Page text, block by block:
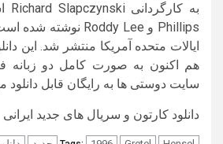
ایالات متحده آمریکا منتشر شد. این
هم اکنون به صورت کامل دو زبانه
سایت دوستی ها به رایگان قابل دانلود
دانلود کارتون و سریال های جدید ایرانی